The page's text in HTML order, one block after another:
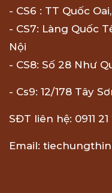
- CS6 : TT Quốc
- CS7: Làng Quốc
Nội
- CS8: Số 28 Như
- Cs9: 12/178 Tây
SĐT liên hệ: 0911
Email: